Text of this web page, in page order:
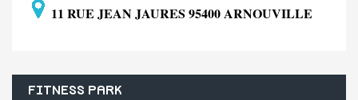
11 RUE JEAN JAURES 95400 ARNOUVILLE
FITNESS PARK